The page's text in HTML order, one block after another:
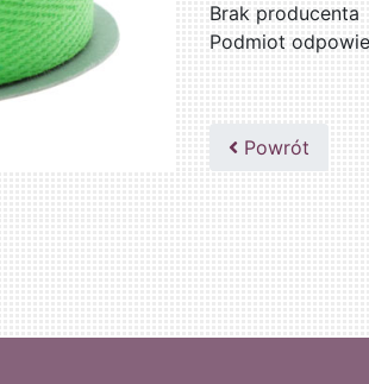
Brak producenta
Podmiot
Powrót